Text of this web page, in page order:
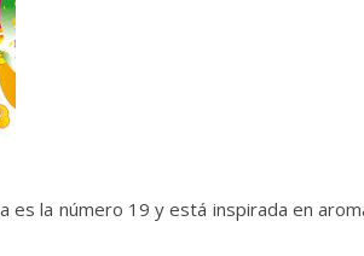
es la número 19 y está inspirada en